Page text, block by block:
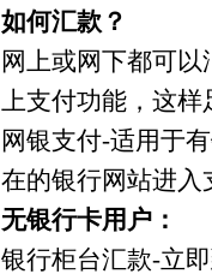
如何汇款？
网上或网下都可
上支付功能，这
网银支付-适用于
在的银行网站进入
无银行卡用户：
银行柜台汇款-立